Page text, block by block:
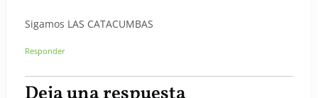
Sigamos LAS CATACUMBAS
Responder